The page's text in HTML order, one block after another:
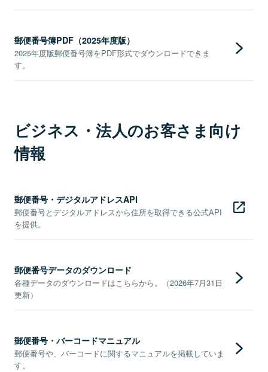
郵便番号簿PDF（2025年度版）
2025年度版郵便番号簿をPDF形式でダウンロードできま
す。
ビジネス・法人のお客さま向け
情報
郵便番号・デジタルアドレスAPI
郵便番号とデジタルアドレスから住所を取得できる公式API
を提供。
郵便番号データのダウンロード
各種データのダウンロードはこちらから。（2026年7月31日
更新）
郵便番号・バーコードマニュアル
郵便番号や、バーコードに関するマニュアルを掲載していま
す。